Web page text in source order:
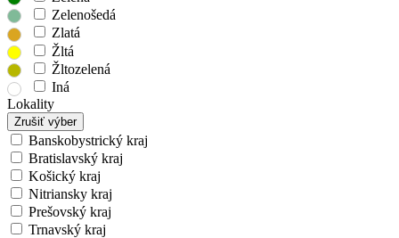
Zelenošedá
Zlatá
Žltá
Žltozelená
Iná
Lokality
Zrušiť výber
Banskobystrický kraj
Bratislavský kraj
Košický kraj
Nitriansky kraj
Prešovský kraj
Trnavský kraj